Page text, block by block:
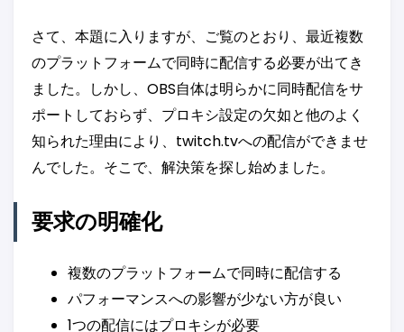
さて、本題に入りますが、ご覧のとおり、最近複数
のプラットフォームで同時に配信する必要が出てき
ました。しかし、OBS自体は明らかに同時配信をサ
ポートしておらず、プロキシ設定の欠如と他のよく
知られた理由により、twitch.tvへの配信ができませ
んでした。そこで、解決策を探し始めました。
要求の明確化
複数のプラットフォームで同時に配信する
パフォーマンスへの影響が少ない方が良い
1つの配信にはプロキシが必要